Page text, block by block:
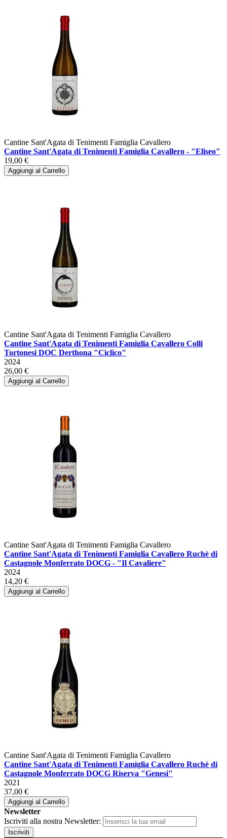
Cantine Sant'Agata di Tenimenti Famiglia Cavallero
Cantine Sant'Agata di Tenimenti Famiglia Cavallero - "Eliseo"
19,00 €
Aggiungi al Carrello
Cantine Sant'Agata di Tenimenti Famiglia Cavallero
Cantine Sant'Agata di Tenimenti Famiglia Cavallero Colli
Tortonesi DOC Derthona "Ciclico"
2024
26,00 €
Aggiungi al Carrello
Cantine Sant'Agata di Tenimenti Famiglia Cavallero
Cantine Sant'Agata di Tenimenti Famiglia Cavallero Ruchè di
Castagnole Monferrato DOCG - "Il Cavaliere"
2024
14,20 €
Aggiungi al Carrello
Cantine Sant'Agata di Tenimenti Famiglia Cavallero
Cantine Sant'Agata di Tenimenti Famiglia Cavallero Ruchè di
Castagnole Monferrato DOCG Riserva "Genesi"
2021
37,00 €
Aggiungi al Carrello
Newsletter
Iscriviti alla nostra Newsletter:
Iscriviti